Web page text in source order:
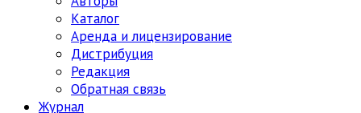
Каталог
Аренда и лицензирование
Дистрибуция
Редакция
Обратная связь
Журнал